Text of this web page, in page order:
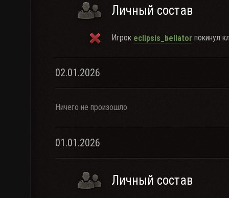
Личный состав
Игрок eclipsis_bellator покинул
02.01.2026
Ничего не произошло
01.01.2026
Личный состав